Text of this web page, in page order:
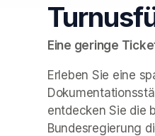
Eine geringe
Erleben Sie eine
entdecken Sie die
Bundesregierung